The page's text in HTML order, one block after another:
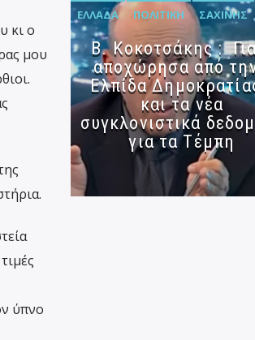
κι ο
μου
ύπνο
ΕΛΛΆΔΑ ΠΟΛΙΤΙΚΉ ΣΑΧΊΝΗΣ
Β. Κοκοτσάκης :
αποχώρησα από
Ελπίδα
και τα νέα
συγκλονιστικά
για τα Τέμπη